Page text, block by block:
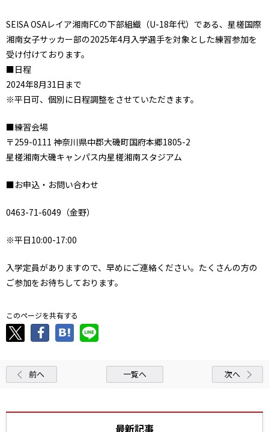
SEISA OSAレイア湘南FCの下部組織（U-18年代）である、星槎国際
湘南女子サッカー部の2025年4月入学選手を対象とした練習参加を
受け付けております。
■日程
2024年8月31日まで
※平日可、個別に日程調整をさせていただきます。
■練習会場
〒259-0111 神奈川県中郡大磯町国府本郷1805-2
星槎湘南大磯キャンパス内星槎湘南スタジアム
■お申込・お問い合わせ
0463-71-6049（金野）
※平日10:00-17:00
入学定員がありますので、早めにご連絡ください。たくさんの方の
ご参加をお待ちしております。
このページを共有する
前へ 一覧へ 次へ
最新記事